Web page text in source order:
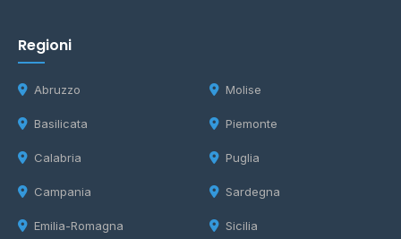
Regioni
Abruzzo
Basilicata
Calabria
Campania
Emilia-Romagna
Molise
Piemonte
Puglia
Sardegna
Sicilia